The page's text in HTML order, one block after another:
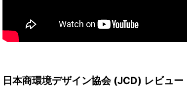
日本商環境デザイン協会 (JCD) レビュー